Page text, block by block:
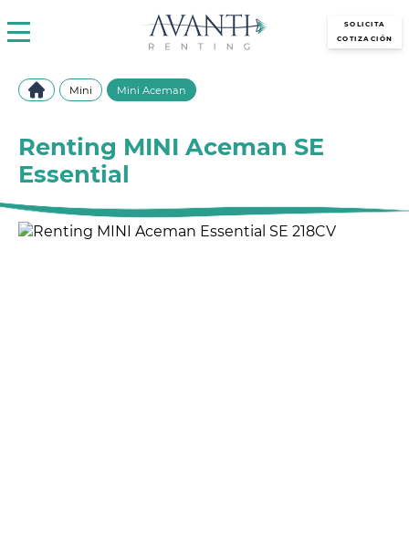
SOLICITA
COTIZACIÓN
Mini Mini Aceman
Renting MINI Aceman SE
Essential